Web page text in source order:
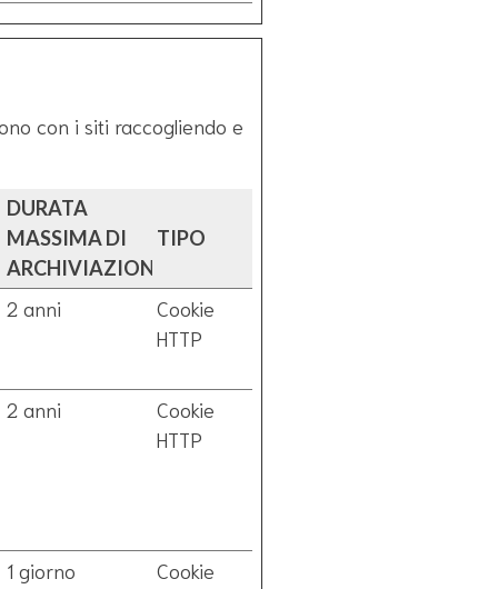
con i siti raccogliendo e
DURATA
MASSIMA DI
ARCHIVIAZIONE
TIPO
2 anni
Cookie
HTTP
2 anni
Cookie
HTTP
1 giorno
Cookie